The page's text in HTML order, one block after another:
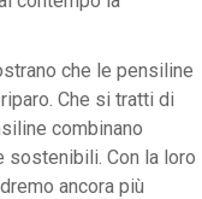
che le pensiline
Che si tratti di
combinano
sostenibili. Con la loro
ancora più